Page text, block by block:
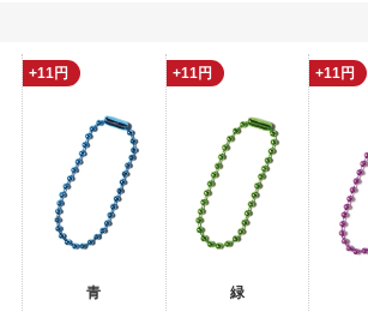
青
+11円
緑
+11円 +11円